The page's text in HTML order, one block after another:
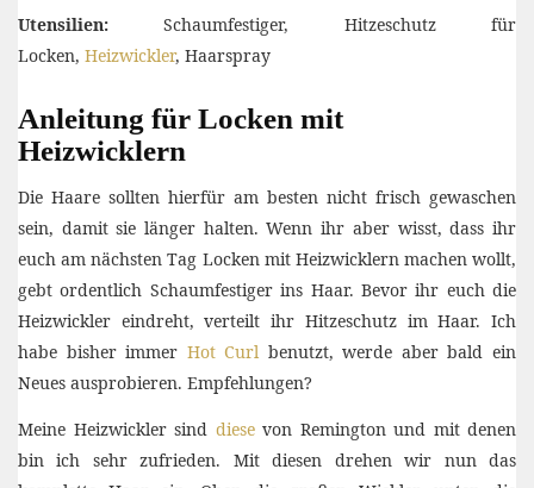
Utensilien: Schaumfestiger, Hitzeschutz für
Locken, Heizwickler, Haarspray
Anleitung für Locken mit
Heizwicklern
Die Haare sollten hierfür am besten nicht frisch gewaschen
sein, damit sie länger halten. Wenn ihr aber wisst, dass ihr
euch am nächsten Tag Locken mit Heizwicklern machen wollt,
gebt ordentlich Schaumfestiger ins Haar. Bevor ihr euch die
Heizwickler eindreht, verteilt ihr Hitzeschutz im Haar. Ich
habe bisher immer Hot Curl benutzt, werde aber bald ein
Neues ausprobieren. Empfehlungen?
Meine Heizwickler sind diesevon Remington und mit denen
bin ich sehr zufrieden. Mit diesen drehen wir nun das